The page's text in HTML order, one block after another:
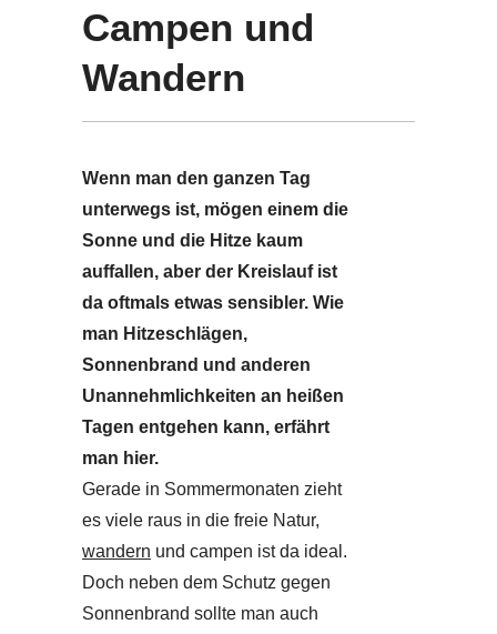
Campen und
Wandern
Wenn man den ganzen Tag
unterwegs ist, mögen einem die
Sonne und die Hitze kaum
auffallen, aber der Kreislauf ist
da oftmals etwas sensibler. Wie
man Hitzeschlägen,
Sonnenbrand und anderen
Unannehmlichkeiten an heißen
Tagen entgehen kann, erfährt
man hier.
Gerade in Sommermonaten zieht
es viele raus in die freie Natur,
wandern und campen ist da ideal.
Doch neben dem Schutz gegen
Sonnenbrand sollte man auch